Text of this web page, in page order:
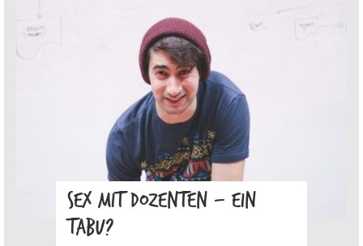
SEX MIT DOZENTEN – EIN
TABU?